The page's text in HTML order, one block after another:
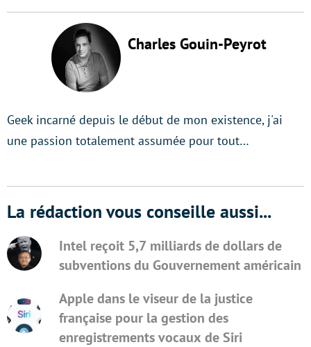
Charles Gouin-Peyrot
Geek incarné depuis le début de mon existence, j'ai
une passion totalement assumée pour tout…
La rédaction vous conseille aussi...
Intel reçoit 5,7 milliards de dollars de
subventions du Gouvernement américain
Apple dans le viseur de la justice
française pour la gestion des
enregistrements vocaux de Siri